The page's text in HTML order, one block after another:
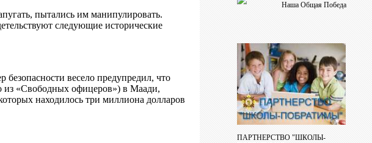
пытались им манипулировать.
следующие исторические
весело предупредил, что
из «Свободных офицеров») в Маади,
находилось три миллиона долларов
Наша Общая Победа
ПАРТНЕРСТВО "ШКОЛЫ-